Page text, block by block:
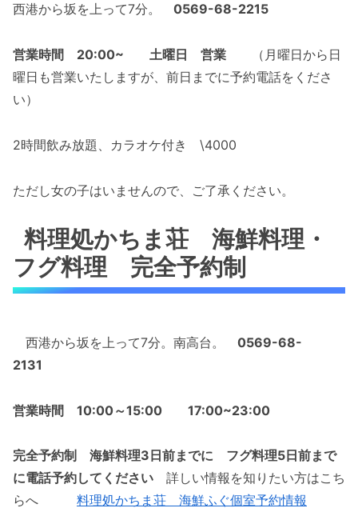
西港から坂を上って7分。 0569-68-2215
営業時間 20:00~ 土曜日 営業 （月曜日から日
曜日も営業いたしますが、前日までに予約電話をくださ
い）
2時間飲み放題、カラオケ付き \4000
ただし女の子はいませんので、ご了承ください。
料理処かちま荘 海鮮料理・
フグ料理 完全予約制
西港から坂を上って7分。南高台。 0569-68-
2131
営業時間 10:00～15:00 17:00~23:00
完全予約制
海鮮料理3日前までに フグ料理5日前まで
に電話予約してください 詳しい情報を知りたい方はこち
らへ 料理処かちま荘 海鮮ふぐ個室予約情報